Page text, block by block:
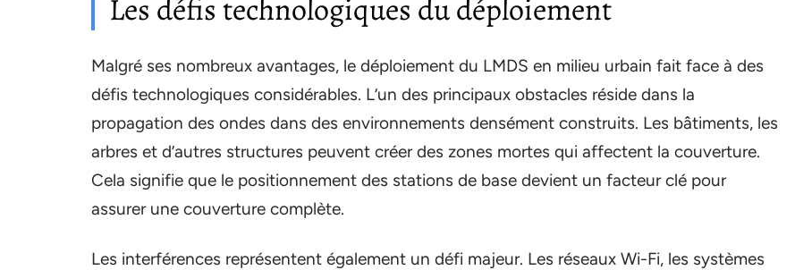
Les défis technologiques du déploiement
Malgré ses nombreux avantages, le déploiement du LMDS en milieu urbain fait face à des
défis technologiques considérables. L’un des principaux obstacles réside dans la
propagation des ondes dans des environnements densément construits. Les bâtiments, les
arbres et d’autres structures peuvent créer des zones mortes qui affectent la couverture.
Cela signifie que le positionnement des stations de base devient un facteur clé pour
assurer une couverture complète.
Les interférences représentent également un défi majeur. Les réseaux Wi-Fi, les systèmes